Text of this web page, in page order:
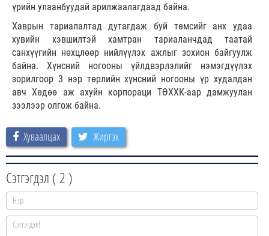
үрийн улаанбуудай арилжаалагдаад байна.
Хаврын тариалалтад дутагдаж буй төмсийг анх удаа
хувийн хэвшилтэй хамтран тариаланчдад таатай
санхүүгийн нөхцлөөр нийлүүлэх ажлыг зохион байгуулж
байна. Хүнсний ногооны үйлдвэрлэлийг нэмэгдүүлэх
зорилгоор 3 нэр төрлийн хүнсний ногооны үр худалдан
авч Хөдөө аж ахуйн корпораци ТӨХХК-аар дамжуулан
зээлээр олгож байна.
Хуваалцах Жиргэх
Сэтгэгдэл ( 2 )